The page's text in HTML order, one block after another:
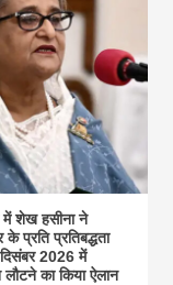
में शेख हसीना ने
प्रति प्रतिबद्धता
दिसंबर 2026 में
लौटने का किया ऐलान